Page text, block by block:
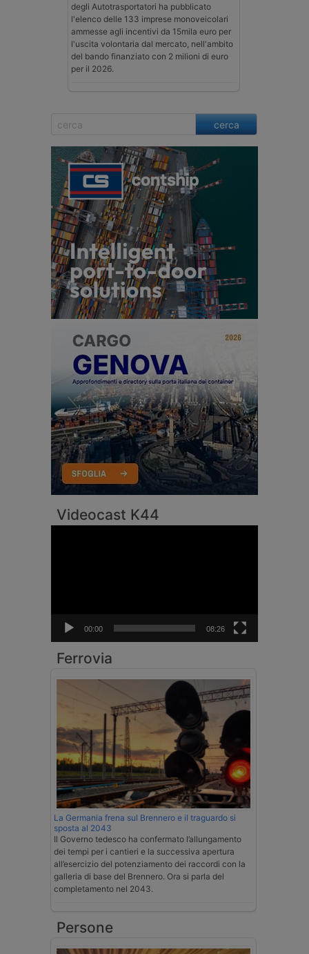
degli Autotrasportatori ha pubblicato
l'elenco delle 133 imprese monoveicolari
ammesse agli incentivi da 15mila euro per
l'uscita volontaria dal mercato, nell'ambito
del bando finanziato con 2 milioni di euro
per il 2026.
cerca
Videocast K44
00:00 08:26
Ferrovia
La Germania frena sul Brennero e il traguardo si
sposta al 2043
Il Governo tedesco ha confermato l’allungamento
dei tempi per i cantieri e la successiva apertura
all’esercizio del potenziamento dei raccordi con la
galleria di base del Brennero. Ora si parla del
completamento nel 2043.
Persone